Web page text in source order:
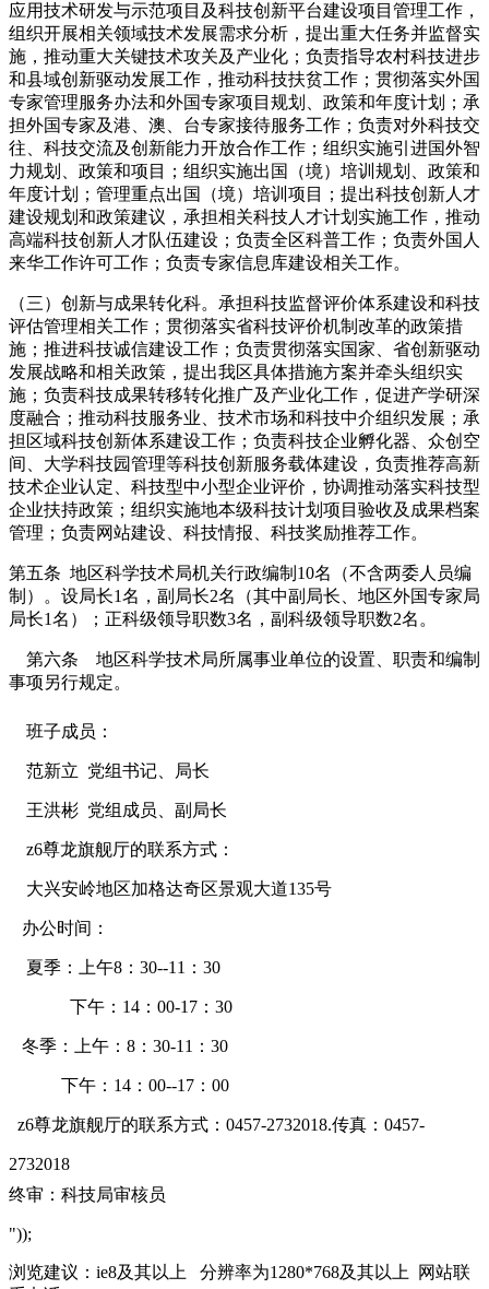
应用技术研发与示范项目及科技创新平台建设项目管理工作，
组织开展相关领域技术发展需求分析，提出重大任务并监督实
施，推动重大关键技术攻关及产业化；负责指导农村科技进步
和县域创新驱动发展工作，推动科技扶贫工作；贯彻落实外国
专家管理服务办法和外国专家项目规划、政策和年度计划；承
担外国专家及港、澳、台专家接待服务工作；负责对外科技交
往、科技交流及创新能力开放合作工作；组织实施引进国外智
力规划、政策和项目；组织实施出国（境）培训规划、政策和
年度计划；管理重点出国（境）培训项目；提出科技创新人才
建设规划和政策建议，承担相关科技人才计划实施工作，推动
高端科技创新人才队伍建设；负责全区科普工作；负责外国人
来华工作许可工作；负责专家信息库建设相关工作。
（三）创新与成果转化科。承担科技监督评价体系建设和科技
评估管理相关工作；贯彻落实省科技评价机制改革的政策措
施；推进科技诚信建设工作；负责贯彻落实国家、省创新驱动
发展战略和相关政策，提出我区具体措施方案并牵头组织实
施；负责科技成果转移转化推广及产业化工作，促进产学研深
度融合；推动科技服务业、技术市场和科技中介组织发展；承
担区域科技创新体系建设工作；负责科技企业孵化器、众创空
间、大学科技园管理等科技创新服务载体建设，负责推荐高新
技术企业认定、科技型中小型企业评价，协调推动落实科技型
企业扶持政策；组织实施地本级科技计划项目验收及成果档案
管理；负责网站建设、科技情报、科技奖励推荐工作。
第五条 地区科学技术局机关行政编制10名（不含两委人员编
制）。设局长1名，副局长2名（其中副局长、地区外国专家局
局长1名）；正科级领导职数3名，副科级领导职数2名。
第六条 地区科学技术局所属事业单位的设置、职责和编制
事项另行规定。
班子成员：
范新立 党组书记、局长
王洪彬 党组成员、副局长
z6尊龙旗舰厅的联系方式：
大兴安岭地区加格达奇区景观大道135号
办公时间：
夏季：上午8：30--11：30
下午：14：00-17：30
冬季：上午：8：30-11：30
下午：14：00--17：00
z6尊龙旗舰厅的联系方式：0457-2732018.传真：0457-
2732018
终审：科技局审核员
"));
浏览建议：ie8及其以上 分辨率为1280*768及其以上 网站联